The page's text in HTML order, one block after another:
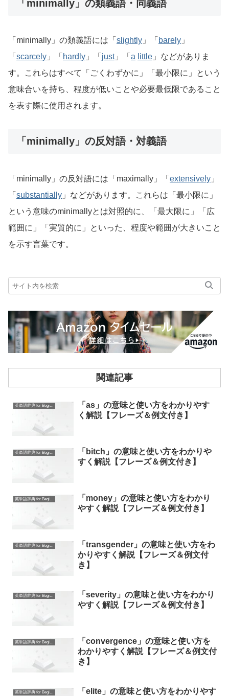
「minimally」の類義語・同義語
「minimally」の類義語には「 slightly 」「 barely 」
「 scarcely 」「 hardly 」「 just」「 a little 」などがありま
す。これらはすべて「ごくわずかに」「最小限に」という
意味合いを持ち、程度が低いことや必要最低限であること
を表す際に使用されます。
「minimally」の反対語・対義語
「minimally」の反対語には「maximally」「 extensively 」
「 substantially 」などがあります。これらは「最小限に」
という意味のminimallyとは対照的に、「最大限に」「広
範囲に」「実質的に」といった、程度や範囲が大きいこと
を示す言葉です。
関連記事
英単語辞典 for Beginners
「as」の意味と使い方をわかりやす
く解説【フレーズ＆例文付き】
英単語辞典 for Beginners
「bitch」の意味と使い方をわかりや
すく解説【フレーズ＆例文付き】
英単語辞典 for Beginners
「money」の意味と使い方をわかり
やすく解説【フレーズ＆例文付き】
英単語辞典 for Beginners
「transgender」の意味と使い方をわ
かりやすく解説【フレーズ＆例文付
き】
英単語辞典 for Beginners
「severity」の意味と使い方をわかり
やすく解説【フレーズ＆例文付き】
英単語辞典 for Beginners
「convergence」の意味と使い方を
わかりやすく解説【フレーズ＆例文付
き】
英単語辞典 for Beginners
「elite」の意味と使い方をわかりやす